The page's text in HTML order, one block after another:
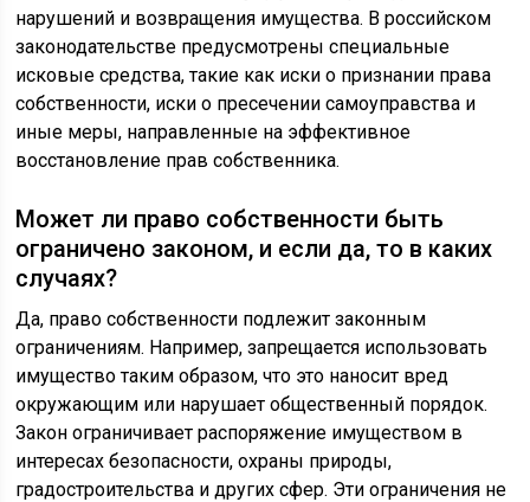
нарушений и возвращения имущества. В российском
законодательстве предусмотрены специальные
исковые средства, такие как иски о признании права
собственности, иски о пресечении самоуправства и
иные меры, направленные на эффективное
восстановление прав собственника.
Может ли право собственности быть
ограничено законом, и если да, то в каких
случаях?
Да, право собственности подлежит законным
ограничениям. Например, запрещается использовать
имущество таким образом, что это наносит вред
окружающим или нарушает общественный порядок.
Закон ограничивает распоряжение имуществом в
интересах безопасности, охраны природы,
градостроительства и других сфер. Эти ограничения не